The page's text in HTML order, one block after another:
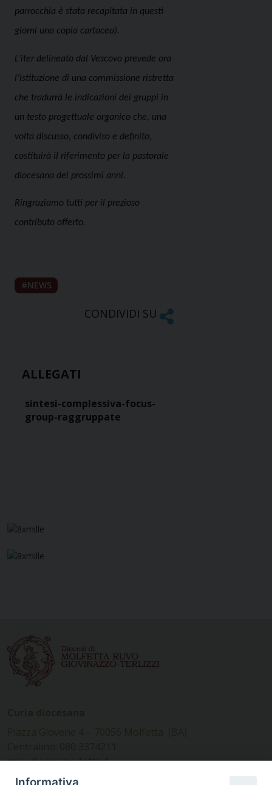
parrocchia è stata recapitata in questi
giorni una copia cartacea).
L’iter delineato dal Vescovo prevede ora
l’istituzione di una commissione ristretta
che tradurrà le indicazioni dei gruppi in
un testo progettuale organico che, una
volta discusso, condiviso e definito,
costituirà il riferimento per la pastorale
diocesana dei prossimi anni.
Ringraziamo tutti per il prezioso
contributo offerto.
NEWS
CONDIVIDI SU
ALLEGATI
sintesi-complessiva-focus-
group-raggruppate
www.diocesimolfetta.it –
diocesimolfetta@pec.chiesacattolica.it